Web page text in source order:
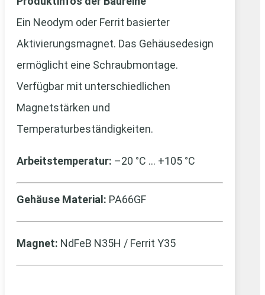
Ein Neodym oder Ferrit basierter
Aktivierungsmagnet. Das Gehäusedesign
ermöglicht eine Schraubmontage.
Verfügbar mit unterschiedlichen
Magnetstärken und
Temperaturbeständigkeiten.
Arbeitstemperatur: –20 °C … +105 °C
Gehäuse Material: PA66GF
Magnet: NdFeB N35H / Ferrit Y35